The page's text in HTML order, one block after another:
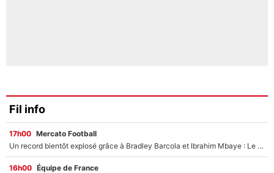
Fil info
17h00 Mercato Football
Un record bientôt explosé grâce à Bradley Barcola et Ibrahim Mbaye : Le PSG sur le point de réaliser un mercato historique ?
16h00 Équipe de France